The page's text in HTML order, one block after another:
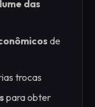
das
de
trocas
para obter